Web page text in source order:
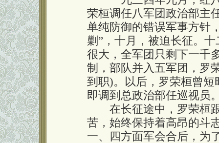
荣桓调任八军团政治部主
单纯防御的错误军事方针
剿”，十月，被迫长征。
很大，全军团只剩下一千
制，部队并入五军团，罗
到职)。以后，罗荣桓曾
即调到总政治部任巡视员
在长征途中，罗荣桓跟
苦，始终保持着高昂的斗
一、四方面军会合后，为